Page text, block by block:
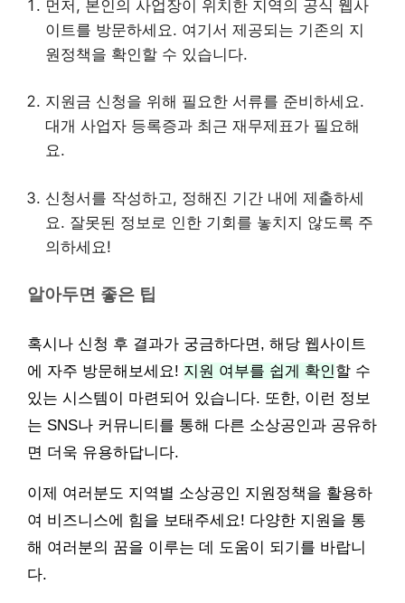
먼저, 본인의 사업장이 위치한 지역의 공식 웹사
이트를 방문하세요. 여기서 제공되는 기존의 지
원정책을 확인할 수 있습니다.
지원금 신청을 위해 필요한 서류를 준비하세요.
대개 사업자 등록증과 최근 재무제표가 필요해
요.
신청서를 작성하고, 정해진 기간 내에 제출하세
요. 잘못된 정보로 인한 기회를 놓치지 않도록 주
의하세요!
알아두면 좋은 팁
혹시나 신청 후 결과가 궁금하다면, 해당 웹사이트
에 자주 방문해보세요! 지원 여부를 쉽게 확인 할 수
있는 시스템이 마련되어 있습니다. 또한, 이런 정보
는 SNS나 커뮤니티를 통해 다른 소상공인과 공유하
면 더욱 유용하답니다.
이제 여러분도 지역별 소상공인 지원정책을 활용하
여 비즈니스에 힘을 보태주세요! 다양한 지원을 통
해 여러분의 꿈을 이루는 데 도움이 되기를 바랍니
다.